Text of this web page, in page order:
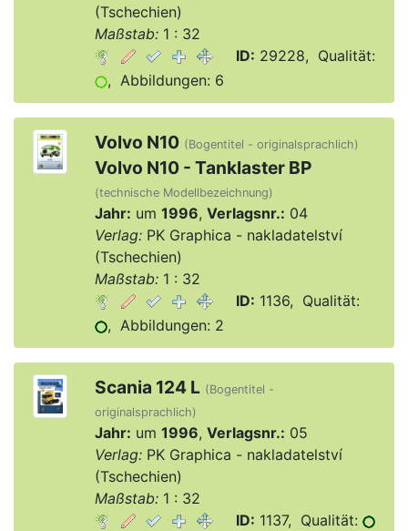
(Tschechien)
Maßstab:1 : 32
ID: 29228, Qualität:
, Abbildungen: 6
Volvo N10 (Bogentitel - originalsprachlich)
Volvo N10 - Tanklaster BP
(technische Modellbezeichnung)
Jahr: um 1996, Verlagsnr.: 04
Verlag:PK Graphica - nakladatelství
(Tschechien)
Maßstab:1 : 32
ID: 1136, Qualität:
, Abbildungen: 2
Scania 124 L (Bogentitel -
originalsprachlich)
Jahr: um 1996, Verlagsnr.: 05
Verlag:PK Graphica - nakladatelství
(Tschechien)
Maßstab:1 : 32
ID: 1137, Qualität: